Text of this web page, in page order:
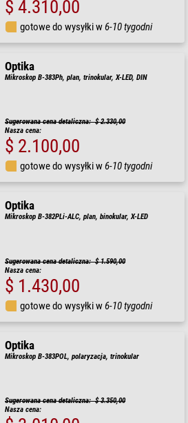
$ 4.310,00
gotowe do wysyłki w6-10 tygodni
Optika
Mikroskop B-383Ph, plan, trinokular, X-LED, DIN
Sugerowana cena detaliczna: $ 2.330,00
Nasza cena:
$ 2.100,00
gotowe do wysyłki w6-10 tygodni
Optika
Mikroskop B-382PLi-ALC, plan, binokular, X-LED
Sugerowana cena detaliczna: $ 1.590,00
Nasza cena:
$ 1.430,00
gotowe do wysyłki w6-10 tygodni
Optika
Mikroskop B-383POL, polaryzacja, trinokular
Sugerowana cena detaliczna: $ 3.350,00
Nasza cena: